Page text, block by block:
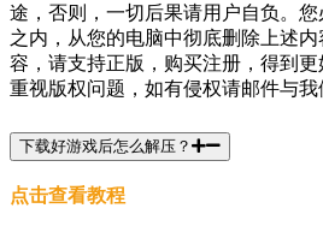
途，否则，一切后果请用户自负。
之内，从您的电脑中彻底删除上述
容，请支持正版，购买注册，得到
重视版权问题，如有侵权请邮件与我
下载好游戏后怎么解压？
点击查看教程